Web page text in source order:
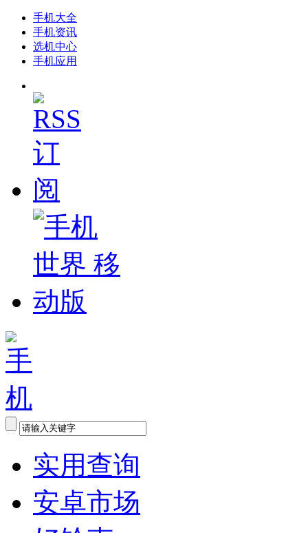
手机大全
手机资讯
选机中心
手机应用
实用查询
安卓市场